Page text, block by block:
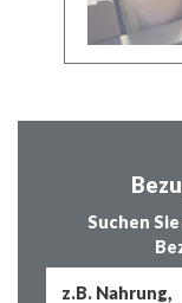
Suchen